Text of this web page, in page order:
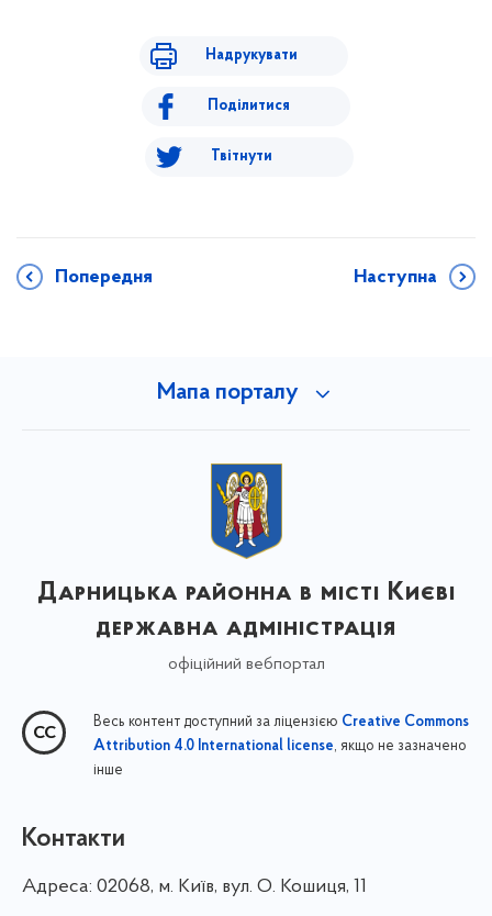
Надрукувати
Поділитися
Твітнути
Попередня Наступна
Мапа порталу
Дарницька районна в місті Києві
державна адміністрація
офіційний вебпортал
Весь контент доступний за ліцензією Creative Commons
Attribution 4.0 International license, якщо не зазначено
інше
Контакти
Адреса: 02068, м. Київ, вул. О. Кошиця, 11